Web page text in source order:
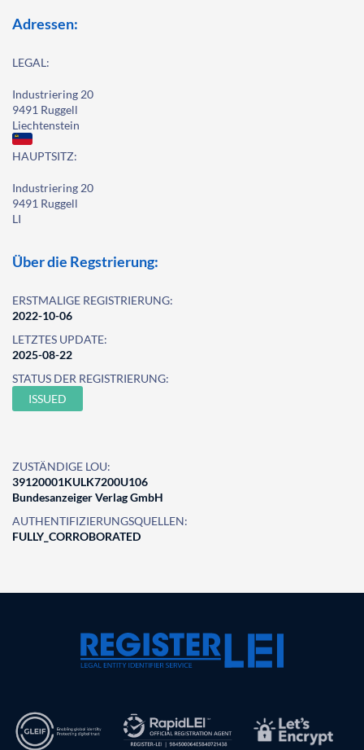
Adressen:
LEGAL:
Industriering 20
9491 Ruggell
Liechtenstein
HAUPTSITZ:
Industriering 20
9491 Ruggell
LI
Über die Regstrierung:
ERSTMALIGE REGISTRIERUNG:
2022-10-06
LETZTES UPDATE:
2025-08-22
STATUS DER REGISTRIERUNG:
ISSUED
ZUSTÄNDIGE LOU:
39120001KULK7200U106
Bundesanzeiger Verlag GmbH
AUTHENTIFIZIERUNGSQUELLEN:
FULLY_CORROBORATED